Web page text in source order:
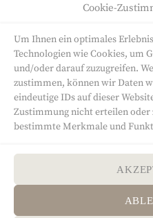
Cookie-
Um Ihnen ein optimales
Technologien wie Cookies, um
und/oder darauf zuzugreifen.
zustimmen, können wir Daten
eindeutige IDs auf dieser
Zustimmung nicht erteilen oder
bestimmte Merkmale und
Sandra Will
Autorin
65527 Niedernhausen
Telefon: 0171 8026567
E-Mail:info@sandra-will-